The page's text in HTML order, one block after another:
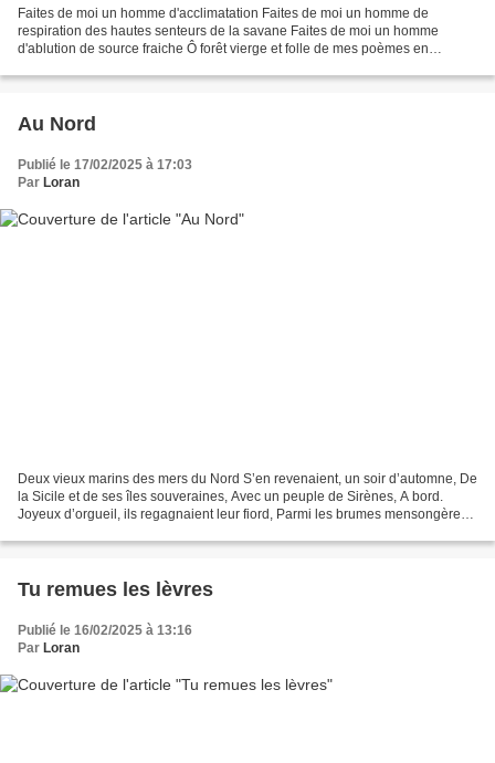
Faites de moi un homme d'acclimatation Faites de moi un homme de
respiration des hautes senteurs de la savane Faites de moi un homme
d'ablution de source fraiche Ô forêt vierge et folle de mes poèmes en
Au Nord
Publié le 17/02/2025 à 17:03
Par Loran
Deux vieux marins des mers du Nord S’en revenaient, un soir d’automne, De
la Sicile et de ses îles souveraines, Avec un peuple de Sirènes, A bord.
Joyeux d’orgueil, ils regagnaient leur fiord, Parmi les brumes mensongères,
Tu remues les lèvres
Publié le 16/02/2025 à 13:16
Par Loran